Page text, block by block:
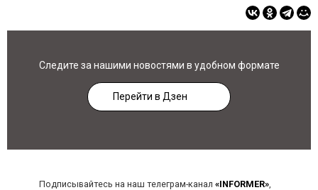
Следите за нашими новостями в удобном формате
Перейти в Дзен
Подписывайтесь на наш телеграм-канал «INFORMER»,